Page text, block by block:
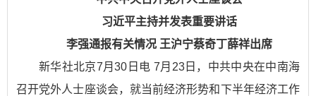
习近平主持并发表重要讲话
李强通报有关情况 王沪宁蔡奇丁薛祥出席
新华社北京7月30日电 7月23日，中共中央在中南海
召开党外人士座谈会，就当前经济形势和下半年经济工作